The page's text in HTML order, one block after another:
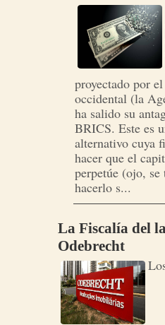
proyectado por
occidental (la
ha salido su
BRICS. Este es
alternativo cuya
hacer que el
perpetúe (ojo, se
hacerlo s...
La Fiscalía del
Odebrecht